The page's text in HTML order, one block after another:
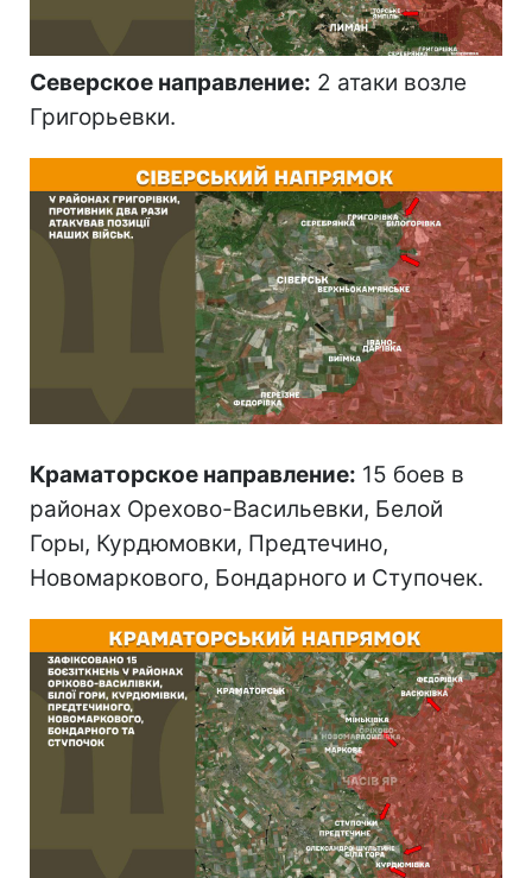
Северское направление: 2 атаки возле
Григорьевки.
Краматорское направление: 15 боев в
районах Орехово-Васильевки, Белой
Горы, Курдюмовки, Предтечино,
Новомаркового, Бондарного и Ступочек.